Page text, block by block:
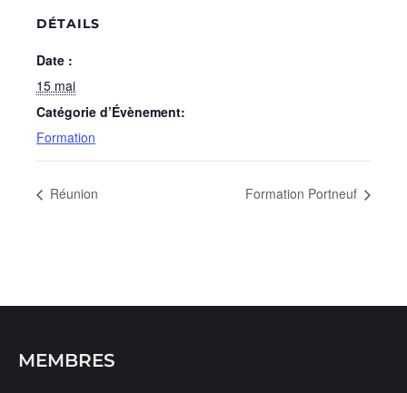
DÉTAILS
Date :
15 mai
Catégorie d’Évènement:
Formation
Réunion Formation Portneuf
MEMBRES